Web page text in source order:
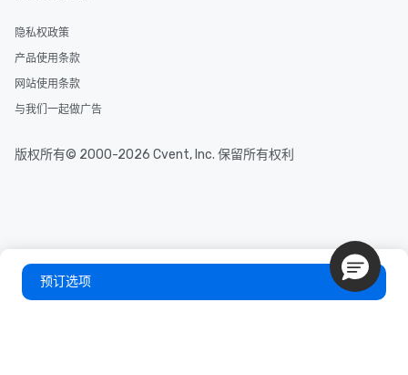
预订选项
隐私权政策
产品使用条款
网站使用条款
与我们一起做广告
版权所有© 2000-2026 Cvent, Inc. 保留所有权利